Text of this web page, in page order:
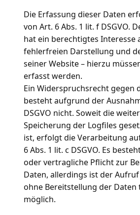
Die Erfassung dieser Daten
von Art. 6 Abs. 1 lit. f DSGVO.
hat ein berechtigtes Interesse
fehlerfreien Darstellung und
seiner Website – hierzu
erfasst werden.
Ein Widerspruchsrecht gegen
besteht aufgrund der
DSGVO nicht. Soweit die
Speicherung der Logfiles
ist, erfolgt die Verarbeitung
6 Abs. 1 lit. c DSGVO. Es
oder vertragliche Pflicht zur
Daten, allerdings ist der
ohne Bereitstellung der Daten
möglich.